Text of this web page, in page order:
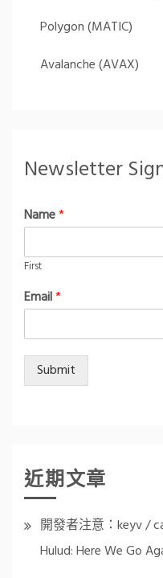
Polygon (MATIC)
Avalanche (AVAX)
Newsletter
Name*
First
Email*
Submit
近期文章
開發者注意：keyv /
Hulud: Here We Go